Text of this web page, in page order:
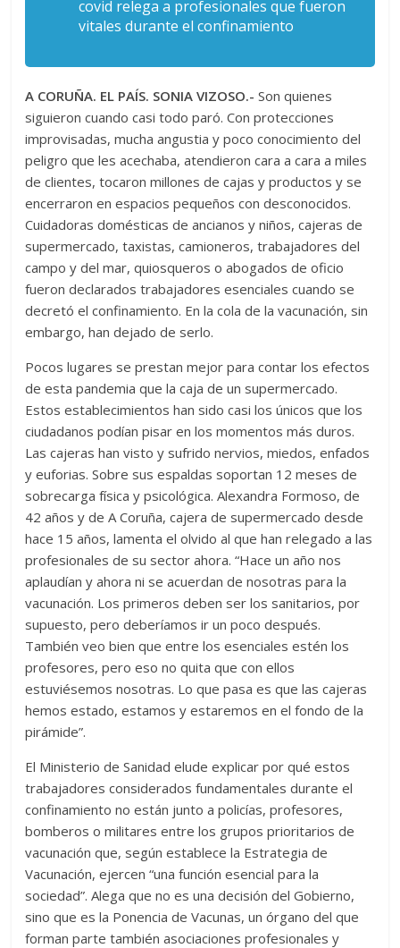
covid relega a profesionales que fueron
vitales durante el confinamiento
A CORUÑA. EL PAÍS. SONIA VIZOSO.- Son quienes
siguieron cuando casi todo paró. Con protecciones
improvisadas, mucha angustia y poco conocimiento del
peligro que les acechaba, atendieron cara a cara a miles
de clientes, tocaron millones de cajas y productos y se
encerraron en espacios pequeños con desconocidos.
Cuidadoras domésticas de ancianos y niños, cajeras de
supermercado, taxistas, camioneros, trabajadores del
campo y del mar, quiosqueros o abogados de oficio
fueron declarados trabajadores esenciales cuando se
decretó el confinamiento. En la cola de la vacunación, sin
embargo, han dejado de serlo.
Pocos lugares se prestan mejor para contar los efectos
de esta pandemia que la caja de un supermercado.
Estos establecimientos han sido casi los únicos que los
ciudadanos podían pisar en los momentos más duros.
Las cajeras han visto y sufrido nervios, miedos, enfados
y euforias. Sobre sus espaldas soportan 12 meses de
sobrecarga física y psicológica. Alexandra Formoso, de
42 años y de A Coruña, cajera de supermercado desde
hace 15 años, lamenta el olvido al que han relegado a las
profesionales de su sector ahora. “Hace un año nos
aplaudían y ahora ni se acuerdan de nosotras para la
vacunación. Los primeros deben ser los sanitarios, por
supuesto, pero deberíamos ir un poco después.
También veo bien que entre los esenciales estén los
profesores, pero eso no quita que con ellos
estuviésemos nosotras. Lo que pasa es que las cajeras
hemos estado, estamos y estaremos en el fondo de la
pirámide”.
El Ministerio de Sanidad elude explicar por qué estos
trabajadores considerados fundamentales durante el
confinamiento no están junto a policías, profesores,
bomberos o militares entre los grupos prioritarios de
vacunación que, según establece la Estrategia de
Vacunación, ejercen “una función esencial para la
sociedad”. Alega que no es una decisión del Gobierno,
sino que es la Ponencia de Vacunas, un órgano del que
forman parte también asociaciones profesionales y